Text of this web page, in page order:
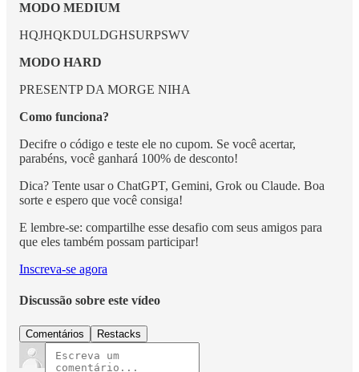
MODO MEDIUM
HQJHQKDULDGHSURPSWV
MODO HARD
PRESENTP DA MORGE NIHA
Como funciona?
Decifre o código e teste ele no cupom. Se você acertar,
parabéns, você ganhará 100% de desconto!
Dica? Tente usar o ChatGPT, Gemini, Grok ou Claude. Boa
sorte e espero que você consiga!
E lembre-se: compartilhe esse desafio com seus amigos para
que eles também possam participar!
Inscreva-se agora
Discussão sobre este vídeo
Comentários Restacks